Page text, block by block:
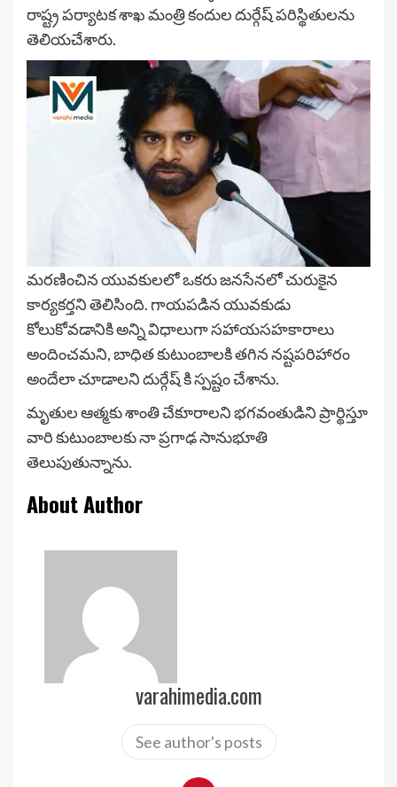
రాష్ట్ర పర్యాటక శాఖ మంత్రి కందుల దుర్గేష్ పరిస్థితులను
తెలియచేశారు.
మరణించిన యువకులలో ఒకరు జనసేనలో చురుకైన
కార్యకర్తని తెలిసింది. గాయపడిన యువకుడు
కోలుకోవడానికి అన్ని విధాలుగా సహాయసహకారాలు
అందించమని, బాధిత కుటుంబాలకి తగిన నష్టపరిహారం
అందేలా చూడాలని దుర్గేష్ కి స్పష్టం చేశాను.
మృతుల ఆత్మకు శాంతి చేకూరాలని భగవంతుడిని ప్రార్థిస్తూ
వారి కుటుంబాలకు నా ప్రగాఢ సానుభూతి
తెలుపుతున్నాను.
About Author
varahimedia.com
See author's posts